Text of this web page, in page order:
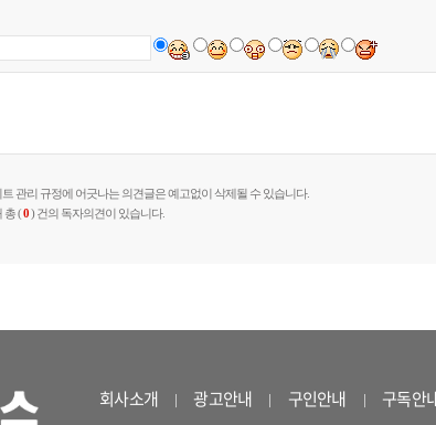
관리 규정에 어긋나는 의견글은 예고없이 삭제될 수 있습니다.
총 (0) 건의 독자의견이 있습니다.
회사소개 광고안내 구인안내 구독안